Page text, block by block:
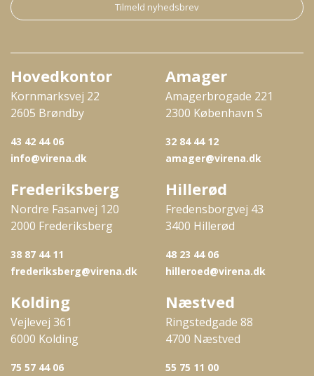
Tilmeld nyhedsbrev
Hovedkontor
Kornmarksvej 22
2605 Brøndby
43 42 44 06
info@virena.dk
Amager
Amagerbrogade 221
2300 København S
32 84 44 12
amager@virena.dk
Frederiksberg
Nordre Fasanvej 120
2000 Frederiksberg
38 87 44 11
frederiksberg@virena.dk
Hillerød
Fredensborgvej 43
3400 Hillerød
48 23 44 06
hilleroed@virena.dk
Kolding
Vejlevej 361
6000 Kolding
75 57 44 06
Næstved
Ringstedgade 88
4700 Næstved
55 75 11 00